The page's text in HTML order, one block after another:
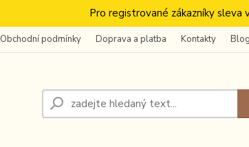
Pro registrované zákazníky sleva
Obchodní podmínky Doprava a platba Kontakty Blog